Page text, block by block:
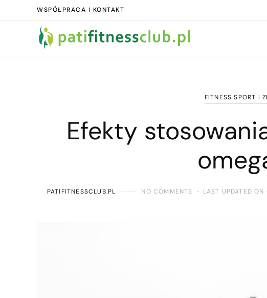
WSPÓŁPRACA I KONTAKT
FITNESS SPORT I
Efekty
PATIFITNESSCLUB.PL NO COMMENTS LAST UPDATED